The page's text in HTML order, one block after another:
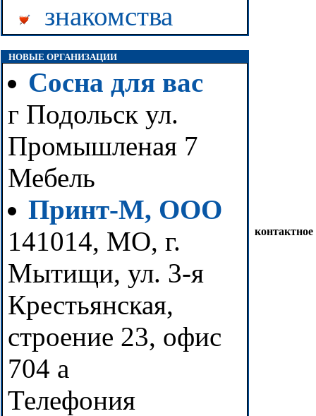
знакомства
НОВЫЕ ОРГАНИЗАЦИИ
Сосна для вас
г Подольск ул.
Промышленая 7
Мебель
Принт-М, ООО
141014, МО, г.
Мытищи, ул. 3-я
Крестьянская,
строение 23, офис
704 а
Телефония